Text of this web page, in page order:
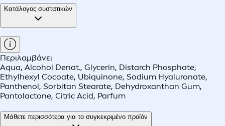
Κατάλογος συστατικών
Περιλαμβάνει
Aqua, Alcohol Denat., Glycerin, Distarch Phosphate,
Ethylhexyl Cocoate, Ubiquinone, Sodium Hyaluronate,
Panthenol, Sorbitan Stearate, Dehydroxanthan Gum,
Pantolactone, Citric Acid, Parfum
Μάθετε περισσότερα για το συγκεκριμένο προϊόν